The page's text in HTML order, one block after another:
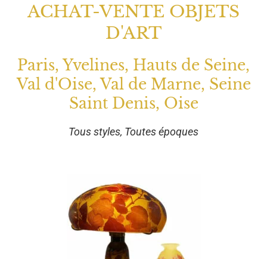
ACHAT-VENTE OBJETS
D'ART
Paris, Yvelines, Hauts de Seine,
Val d'Oise, Val de Marne, Seine
Saint Denis, Oise
Tous styles, Toutes époques